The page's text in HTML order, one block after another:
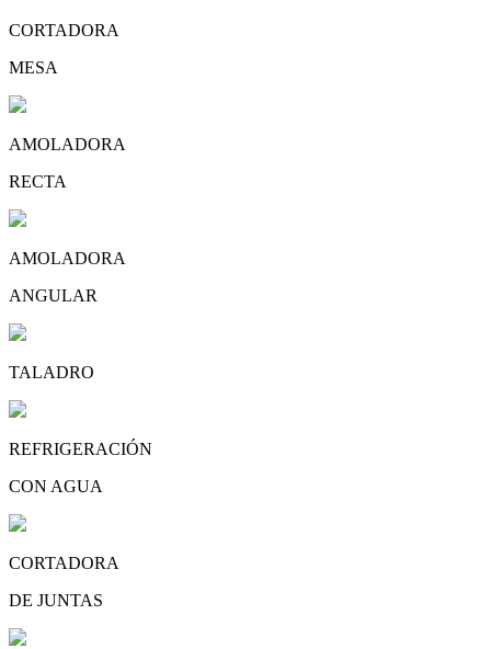
CORTADORA
MESA
AMOLADORA
RECTA
AMOLADORA
ANGULAR
TALADRO
REFRIGERACIÓN
CON AGUA
CORTADORA
DE JUNTAS